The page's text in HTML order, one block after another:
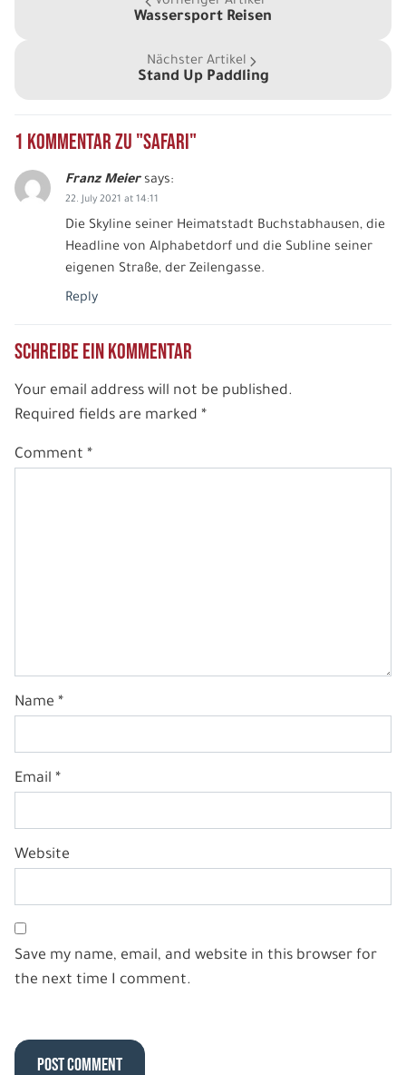
Teile diese Beitrag
Facebook
Twitter
WhatsApp
per E-Mail senden
Wassersport Reisen
Nächster Artikel
Stand Up Paddling
1 Kommentar zu "Safari"
Franz Meier says:
22. July 2021 at 14:11
Die Skyline seiner Heimatstadt Buchstabhausen, die
Headline von Alphabetdorf und die Subline seiner
eigenen Straße, der Zeilengasse.
Reply
Schreibe ein Kommentar
Your email address will not be published.
Required fields are marked *
Comment *
Name *
Email *
Website
Save my name, email, and website in this browser for
the next time I comment.